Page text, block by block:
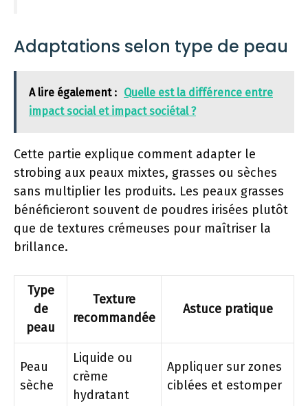
Adaptations selon type de peau
A lire également : Quelle est la différence entre
impact social et impact sociétal ?
Cette partie explique comment adapter le
strobing aux peaux mixtes, grasses ou sèches
sans multiplier les produits. Les peaux grasses
bénéficieront souvent de poudres irisées plutôt
que de textures crémeuses pour maîtriser la
brillance.
Type
de
peau
Texture
recommandée
Astuce pratique
Peau
sèche
Liquide ou
crème
hydratant
Appliquer sur zones
ciblées et estomper